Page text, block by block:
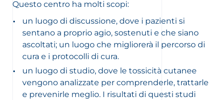
Questo centro ha molti scopi:
un luogo di discussione, dove i pazienti si
sentano a proprio agio, sostenuti e che siano
ascoltati; un luogo che migliorerà il percorso di
cura e i protocolli di cura.
un luogo di studio, dove le tossicità cutanee
vengono analizzate per comprenderle, trattarle
e prevenirle meglio. I risultati di questi studi